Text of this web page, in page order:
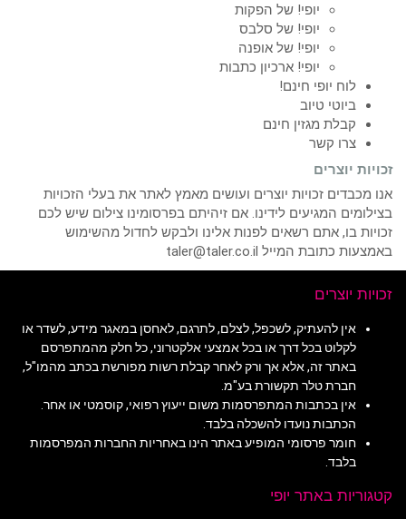
יופי! של הפקות
יופי! של סלבס
יופי! של אופנה
יופי! ארכיון כתבות
לוח יופי חינם!
ביוטי טיוב
קבלת מגזין חינם
צרו קשר
זכויות יוצרים
אנו מכבדים זכויות יוצרים ועושים מאמץ לאתר את בעלי הזכויות
בצילומים המגיעים לידינו. אם זיהיתם בפרסומינו צילום שיש לכם
זכויות בו, אתם רשאים לפנות אלינו ולבקש לחדול מהשימוש
באמצעות כתובת המייל taler@taler.co.il
זכויות יוצרים
אין להעתיק, לשכפל, לצלם, לתרגם, לאחסן במאגר מידע, לשדר או
לקלוט בכל דרך או בכל אמצעי אלקטרוני, כל חלק מהמתפרסם
באתר זה, אלא אך ורק לאחר קבלת רשות מפורשת בכתב מהמו"ל,
חברת טלר תקשורת בע"מ.
אין בכתבות המתפרסמות משום ייעוץ רפואי, קוסמטי או אחר.
הכתבות נועדו להשכלה בלבד.
חומר פרסומי המופיע באתר הינו באחריות החברות המפרסמות
בלבד.
קטגוריות באתר יופי